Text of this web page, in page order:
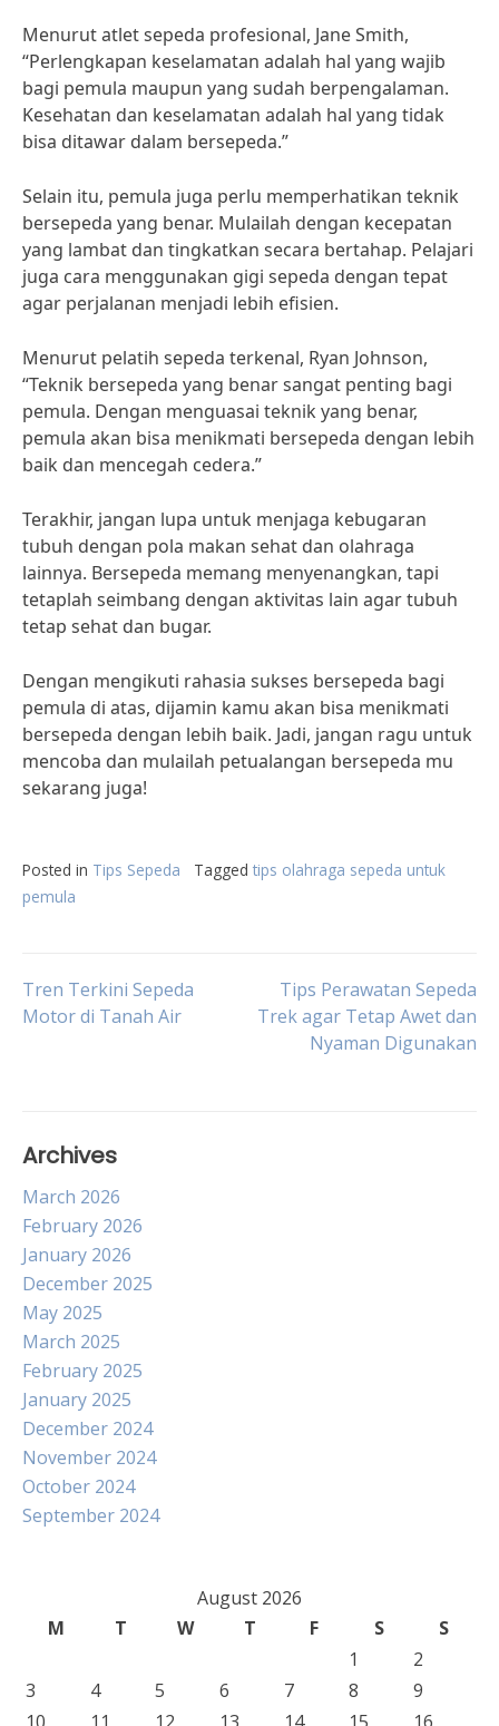
Menurut atlet sepeda profesional, Jane Smith,
“Perlengkapan keselamatan adalah hal yang wajib
bagi pemula maupun yang sudah berpengalaman.
Kesehatan dan keselamatan adalah hal yang tidak
bisa ditawar dalam bersepeda.”
Selain itu, pemula juga perlu memperhatikan teknik
bersepeda yang benar. Mulailah dengan kecepatan
yang lambat dan tingkatkan secara bertahap. Pelajari
juga cara menggunakan gigi sepeda dengan tepat
agar perjalanan menjadi lebih efisien.
Menurut pelatih sepeda terkenal, Ryan Johnson,
“Teknik bersepeda yang benar sangat penting bagi
pemula. Dengan menguasai teknik yang benar,
pemula akan bisa menikmati bersepeda dengan lebih
baik dan mencegah cedera.”
Terakhir, jangan lupa untuk menjaga kebugaran
tubuh dengan pola makan sehat dan olahraga
lainnya. Bersepeda memang menyenangkan, tapi
tetaplah seimbang dengan aktivitas lain agar tubuh
tetap sehat dan bugar.
Dengan mengikuti rahasia sukses bersepeda bagi
pemula di atas, dijamin kamu akan bisa menikmati
bersepeda dengan lebih baik. Jadi, jangan ragu untuk
mencoba dan mulailah petualangan bersepeda mu
sekarang juga!
Posted in Tips Sepeda Tagged tips olahraga sepeda untuk
pemula
Post
Tren Terkini Sepeda
Motor di Tanah Air
Tips Perawatan Sepeda
Trek agar Tetap Awet dan
Nyaman Digunakan
Archives
March 2026
February 2026
January 2026
December 2025
May 2025
March 2025
February 2025
January 2025
December 2024
November 2024
October 2024
September 2024
August 2026
M
T W T F S
S
1
2
3
4 5 6 7 8
9